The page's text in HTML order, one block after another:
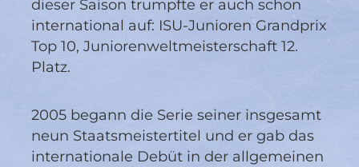
dieser Saison trumpfte er auch schon
international auf: ISU-Junioren Grandprix
Top 10, Juniorenweltmeisterschaft 12.
Platz.
2005 begann die Serie seiner insgesamt
neun Staatsmeistertitel und er gab das
internationale Debüt in der allgemeinen